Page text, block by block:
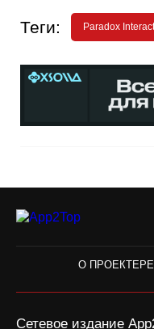
Теги: Paradox
О ПРОЕКТЕ
Сетевое издание